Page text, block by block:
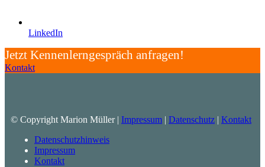
LinkedIn
Jetzt Kennenlerngespräch anfragen!
Kontakt
© Copyright Marion Müller | Impressum Datenschutz
Kontakt
Datenschutzhinweis
Impressum
Kontakt